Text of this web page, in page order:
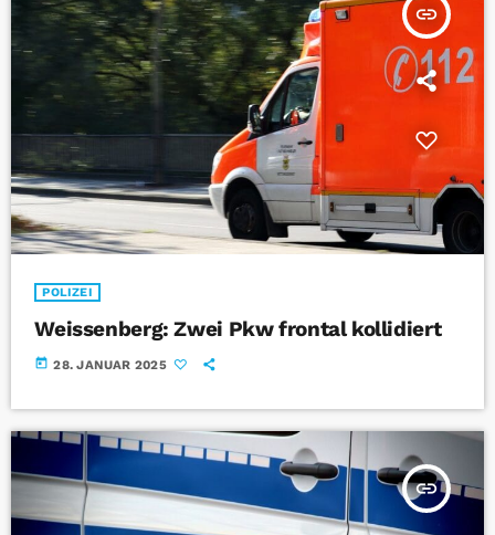
insert_link
POLIZEI
Weissenberg: Zwei Pkw frontal kollidiert
today 28. JANUAR 2025
insert_link